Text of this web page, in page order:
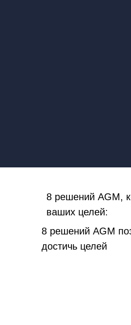
8 решений AGM
достичь целей
8 решений AGM,
ваших целей: